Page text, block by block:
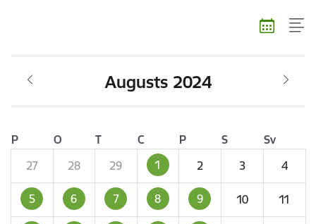
Augusts 2024
P O T C P S
Sv
27
28 29 1 2 3 4
5 6 7 8 9 10 11